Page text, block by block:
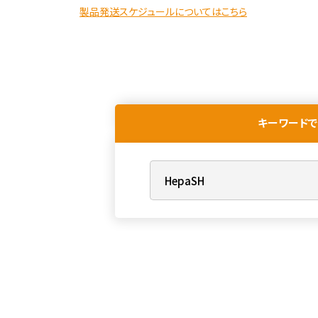
製品発送スケジュールについてはこちら
キーワード